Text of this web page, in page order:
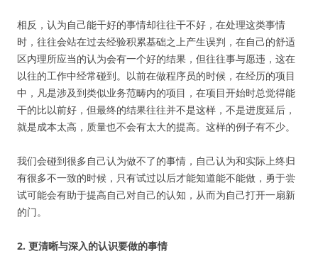
相反，认为自己能干好的事情却往往干不好，在处理这类事情
时，往往会站在过去经验积累基础之上产生误判，在自己的舒适
区内理所应当的认为会有一个好的结果，但往往事与愿违，这在
以往的工作中经常碰到。以前在做程序员的时候，在经历的项目
中，凡是涉及到类似业务范畴内的项目，在项目开始时总觉得能
干的比以前好，但最终的结果往往并不是这样，不是进度延后，
就是成本太高，质量也不会有太大的提高。这样的例子有不少。
我们会碰到很多自己认为做不了的事情，自己认为和实际上终归
有很多不一致的时候，只有试过以后才能知道能不能做，勇于尝
试可能会有助于提高自己对自己的认知，从而为自己打开一扇新
的门。
2. 更清晰与深入的认识要做的事情